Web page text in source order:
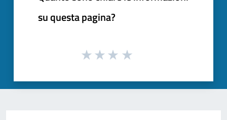
su questa pagina?